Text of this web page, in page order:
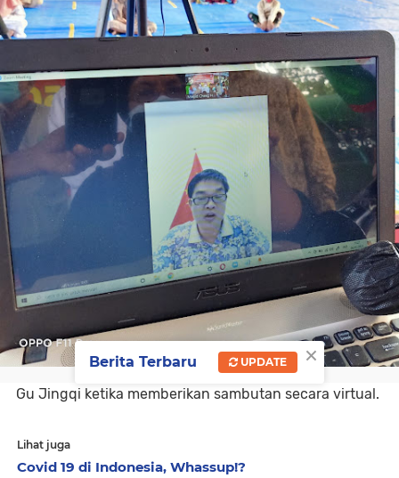
Gu Jingqi ketika memberikan sambutan secara virtual.
Lihat juga
Covid 19 di Indonesia, Whassup!?
×
Berita Terbaru UPDATE